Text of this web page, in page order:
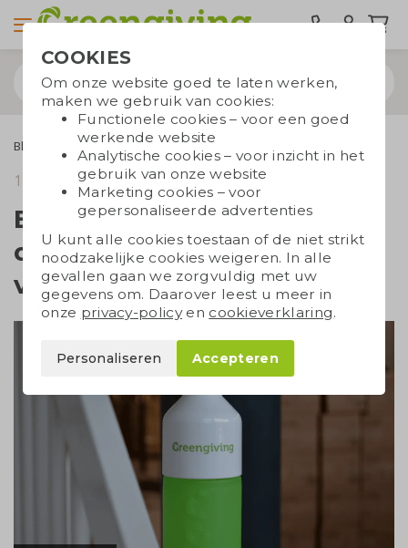
Blogs
14 juli 2020 leestijd 3 min.
Een golf van verandering
door wegwerpflessen te
verbannen
COOKIES
Om onze website goed te laten werken,
maken we gebruik van cookies:
Functionele cookies – voor een goed
werkende website
Analytische cookies – voor inzicht in het
gebruik van onze website
Marketing cookies – voor
gepersonaliseerde advertenties
U kunt alle cookies toestaan of de niet strikt
noodzakelijke cookies weigeren. In alle
gevallen gaan we zorgvuldig met uw
gegevens om. Daarover leest u meer in
onze privacy-policyen cookieverklaring.
Personaliseren Accepteren